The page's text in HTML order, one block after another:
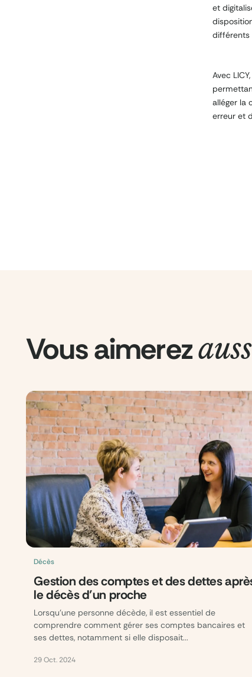
et
différents
Avec
alléger la
erreur et
Vous aimerez
Décès
Gestion des comptes et des dettes
le décès d’un proche
Lorsqu’une personne décède, il est essentiel de
comprendre comment gérer ses comptes bancaires et
ses dettes, notamment si elle disposait...
29 Oct. 2024